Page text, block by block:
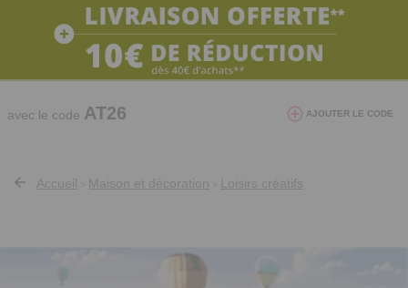
10€ de réduction dès 40€ d'achat. Offre
valable du 03/08/2026 au 12/08/2026.
avec le code AT26 AJOUTER LE CODE
Accueil Maison et décoration Loisirs créatifs